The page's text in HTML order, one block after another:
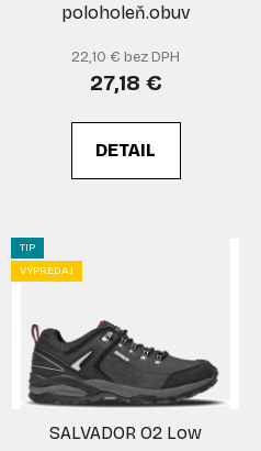
poloholeň.obuv
22,10 € bez DPH
27,18 €
DETAIL
TIP
VÝPREDAJ
SALVADOR O2 Low